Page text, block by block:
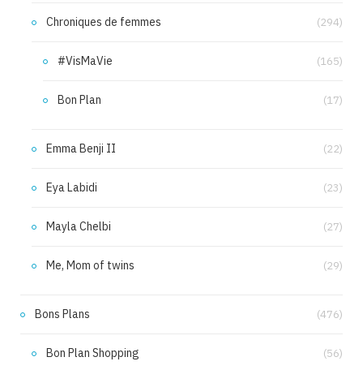
Chroniques de femmes (294)
#VisMaVie (165)
Bon Plan (17)
Emma Benji II (22)
Eya Labidi (23)
Mayla Chelbi (27)
Me, Mom of twins (29)
Bons Plans (476)
Bon Plan Shopping (56)